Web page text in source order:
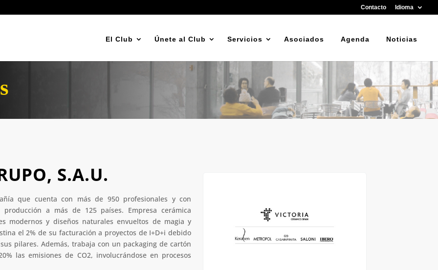
Contacto Idioma
El Club Únete al Club Servicios Asociados Agenda Noticias
S.A.U.
que cuenta con más de 950 profesionales y con
a más de 125 países. Empresa cerámica
modernos y diseños naturales envueltos de magia y
el 2% de su facturación a proyectos de I+D+i debido
pilares. Además, trabaja con un packaging de cartón
las emisiones de CO2, involucrándose en procesos